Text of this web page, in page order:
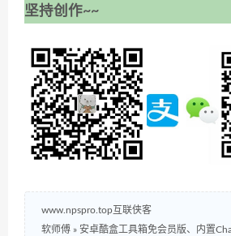
坚持创作~~
www.npspro.top互联侠客
软师傅 » 安卓酷盒工具箱免会员版、内置